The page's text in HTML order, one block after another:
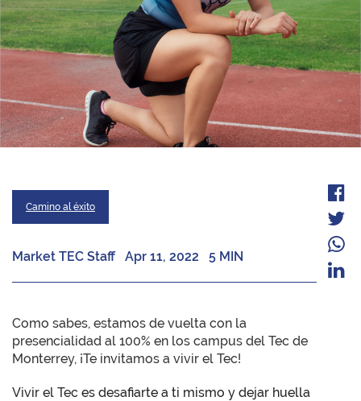
Camino al éxito
Market TEC Staff Apr 11, 2022 5 MIN
Como sabes, estamos de vuelta con la
presencialidad al 100% en los campus del Tec de
Monterrey, ¡Te invitamos a vivir el Tec!
Vivir el Tec es desafiarte a ti mismo y dejar huella